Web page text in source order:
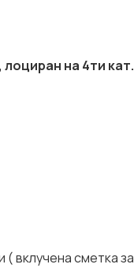
на 4ти кат.
( вклучена сметка за